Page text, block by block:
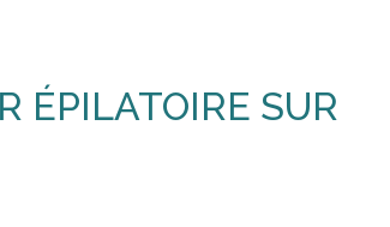
ÉPILATOIRE SUR